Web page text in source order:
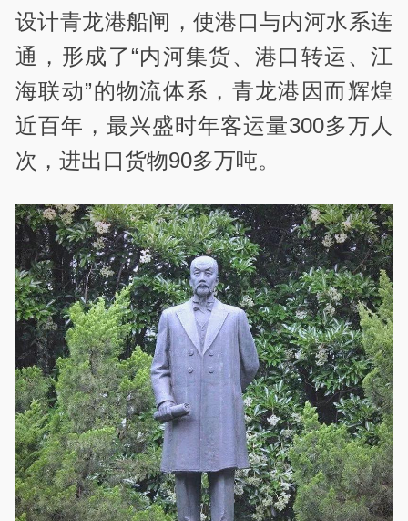
设计青龙港船闸，使港口与内河水系连
通，形成了“内河集货、港口转运、江
海联动”的物流体系，青龙港因而辉煌
近百年，最兴盛时年客运量300多万人
次，进出口货物90多万吨。